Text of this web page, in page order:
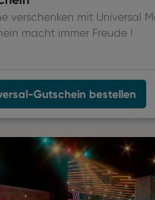
verschenken mit Universal
macht immer Freude !
Gutschein bestellen